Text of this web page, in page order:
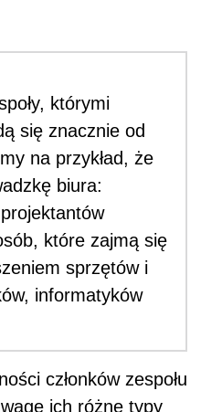
którymi
się znacznie od
na przykład, że
biura:
które zajmą się
sprzętów i
informatyków
członków zespołu
ich różne typy